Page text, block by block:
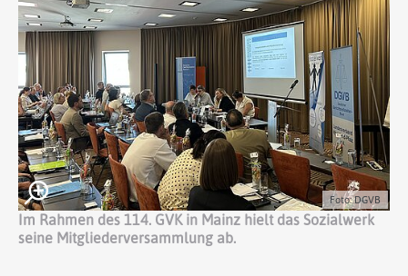
Foto: DGVB
Im Rahmen des 114. GVK in Mainz hielt das Sozialwerk
seine Mitgliederversammlung ab.